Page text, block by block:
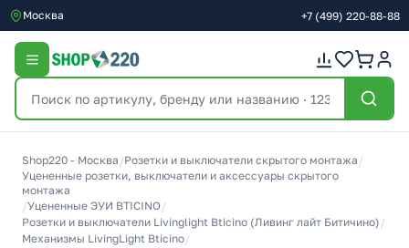
Москва +7 (499) 220-88-88
Shop220 - Москва /Розетки и выключатели скрытого монтажа /
Уцененные розетки, выключатели и аксессуары скрытого
монтажа
/Уцененные ЭУИ BTICINO /
Розетки и выключатели Livinglight Bticino (Ливинг лайт Битичино) /
Механизмы LivingLight Bticino/